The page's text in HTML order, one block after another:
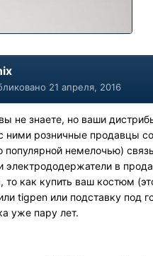
21 апреля, 2016
не знаете, но ваши
ними розничные продавцы
популярной немелочью)
электрододержатели в
то как купить ваш костюм
tigpen или подставку под
уже пару лет.